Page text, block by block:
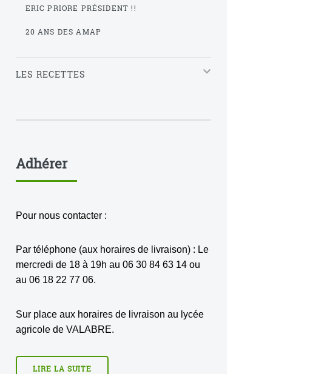
ERIC PRIORE PRÉSIDENT !!
20 ANS DES AMAP
LES RECETTES
Adhérer
Pour nous contacter :
Par téléphone (aux horaires de livraison) : Le
mercredi de 18 à 19h au 06 30 84 63 14 ou
au 06 18 22 77 06.
Sur place aux horaires de livraison au lycée
agricole de VALABRE.
LIRE LA SUITE